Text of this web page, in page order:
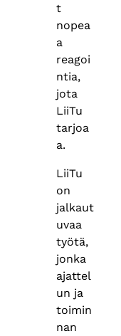
t
nopea
a
reagoi
ntia,
jota
LiiTu
tarjoa
a.
LiiTu
on
jalkaut
uvaa
työtä,
jonka
ajattel
un ja
toimin
nan